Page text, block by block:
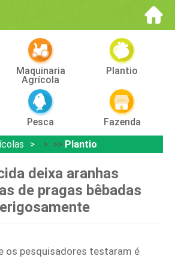
Maquinaria
Agrícola
Plantio
Pesca
Fazenda
> >> Plantio
deixa aranhas
de pragas bêbadas
os pesquisadores testaram é